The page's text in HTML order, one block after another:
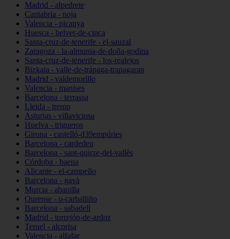
Madrid - alpedrete
Cantabria - noja
Valencia - picanya
Huesca - belver-de-cinca
Santa-cruz-de-tenerife - el-sauzal
Zaragoza - la-almunia-de-doña-godina
Santa-cruz-de-tenerife - los-realejos
Bizkaia - valle-de-trápaga-trapagaran
Madrid - valdemorillo
Valencia - manises
Barcelona - terrassa
Lleida - tremp
Asturias - villaviciosa
Huelva - trigueros
Girona - castelló-d39empúries
Barcelona - cardedeu
Barcelona - sant-quirze-del-vallès
Córdoba - baena
Alicante - el-campello
Barcelona - gavà
Murcia - abanilla
Ourense - o-carballiño
Barcelona - sabadell
Madrid - torrejón-de-ardoz
Teruel - alcorisa
Valencia - alfafar